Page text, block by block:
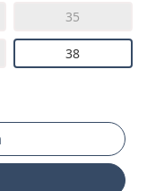
35
38